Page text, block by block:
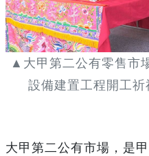
▲大甲第二公有零售市
設備建置工程開工
大甲第二公有市場，是